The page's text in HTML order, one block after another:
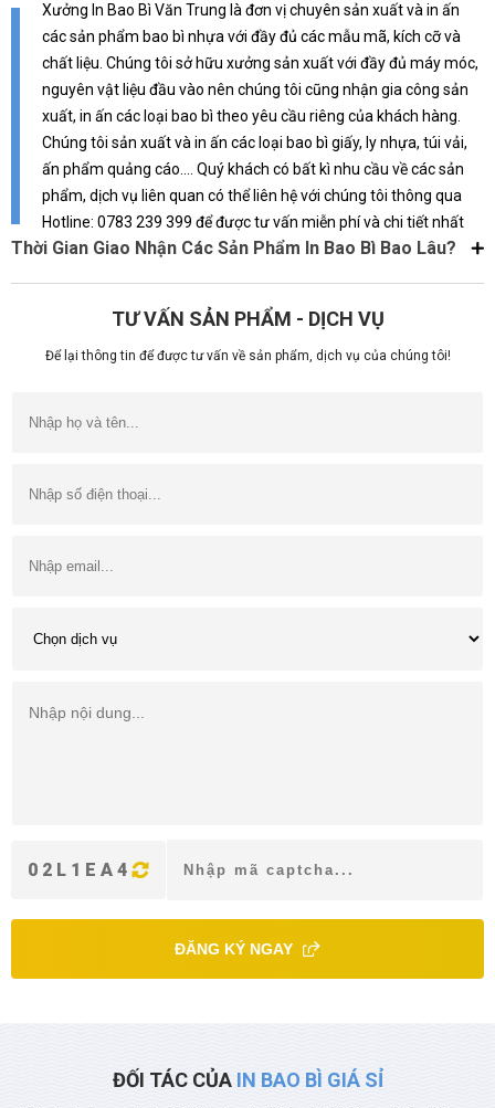
Xưởng In Bao Bì Văn Trung là đơn vị chuyên sản xuất và in ấn
các sản phẩm bao bì nhựa với đầy đủ các mẫu mã, kích cỡ và
chất liệu. Chúng tôi sở hữu xưởng sản xuất với đầy đủ máy móc,
nguyên vật liệu đầu vào nên chúng tôi cũng nhận gia công sản
xuất, in ấn các loại bao bì theo yêu cầu riêng của khách hàng.
Chúng tôi sản xuất và in ấn các loại bao bì giấy, ly nhựa, túi vải,
ấn phẩm quảng cáo.... Quý khách có bất kì nhu cầu về các sản
phẩm, dịch vụ liên quan có thể liên hệ với chúng tôi thông qua
Hotline: 0783 239 399 để được tư vấn miễn phí và chi tiết nhất
Thời Gian Giao Nhận Các Sản Phẩm In Bao Bì Bao Lâu?
TƯ VẤN SẢN PHẨM - DỊCH VỤ
Để lại thông tin để được tư vấn về sản phẩm, dịch vụ của chúng tôi!
02L1EA4
ĐĂNG KÝ NGAY
ĐỐI TÁC CỦA IN BAO BÌ GIÁ SỈ